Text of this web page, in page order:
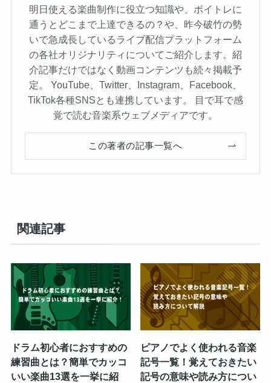
明日使える楽曲制作に役立つ知識や、ボイトレに
通うとどこまで上達できるの？や、昨今破竹の勢
いで急成長しているライブ配信プラットフォーム
の各社オリジナリティについてご紹介します。紹
介記事だけではなく動画コンテンツも続々掲載予
定。 YouTube、Twitter、Instagram、Facebook、
TikTok各種SNSとも連携しています。 目で耳で感
覚で読む音楽系ウェブメディアです。
この著者の記事一覧へ
関連記事
ドラム初心者におすすめの
練習曲とは？簡単でカッコ
いい楽曲13選を一挙に紹
ピアノでよく使われる音楽
記号一覧！覚えておきたい
記号の意味や読み方につい